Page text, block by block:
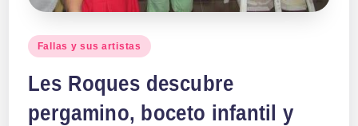
Publicado
Fallas y sus artistas
Les Roques descubre
pergamino, boceto infantil y